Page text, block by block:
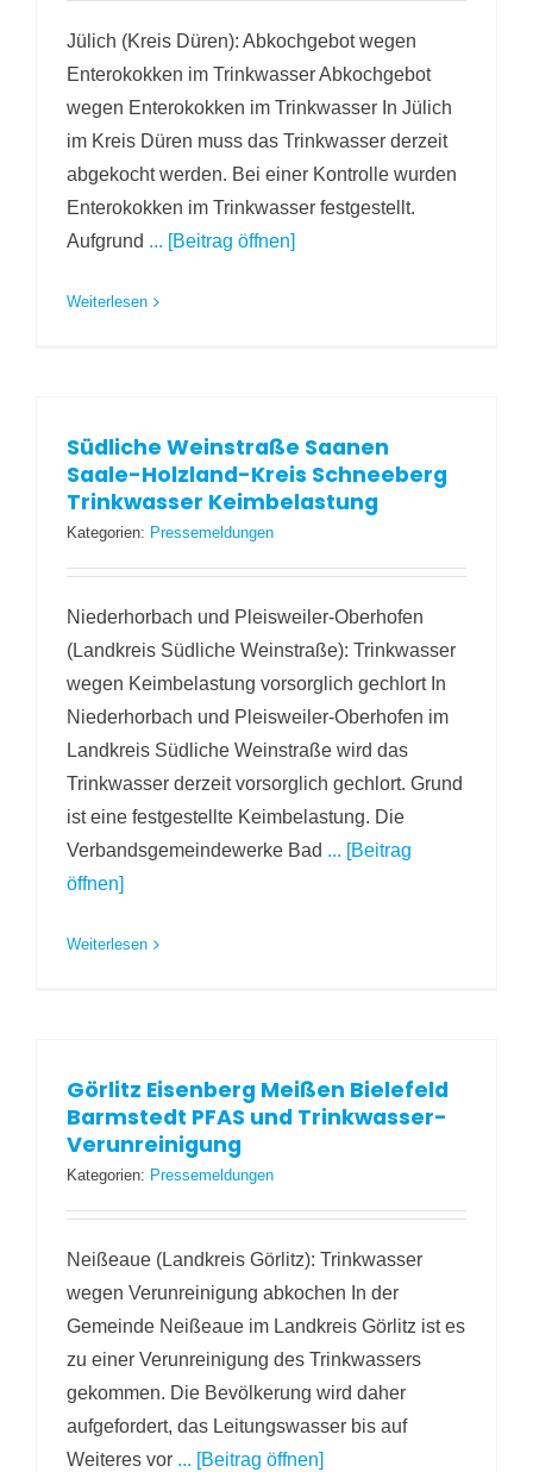
Jülich (Kreis Düren): Abkochgebot wegen
Enterokokken im Trinkwasser Abkochgebot
wegen Enterokokken im Trinkwasser In Jülich
im Kreis Düren muss das Trinkwasser derzeit
abgekocht werden. Bei einer Kontrolle wurden
Enterokokken im Trinkwasser festgestellt.
Aufgrund ... [Beitrag öffnen]
Weiterlesen
Südliche Weinstraße Saanen
Saale-Holzland-Kreis Schneeberg
Trinkwasser Keimbelastung
Kategorien: Pressemeldungen
Niederhorbach und Pleisweiler-Oberhofen
(Landkreis Südliche Weinstraße): Trinkwasser
wegen Keimbelastung vorsorglich gechlort In
Niederhorbach und Pleisweiler-Oberhofen im
Landkreis Südliche Weinstraße wird das
Trinkwasser derzeit vorsorglich gechlort. Grund
ist eine festgestellte Keimbelastung. Die
Verbandsgemeindewerke Bad ... [Beitrag
öffnen]
Weiterlesen
Görlitz Eisenberg Meißen Bielefeld
Barmstedt PFAS und Trinkwasser-
Verunreinigung
Kategorien: Pressemeldungen
Neißeaue (Landkreis Görlitz): Trinkwasser
wegen Verunreinigung abkochen In der
Gemeinde Neißeaue im Landkreis Görlitz ist es
zu einer Verunreinigung des Trinkwassers
gekommen. Die Bevölkerung wird daher
aufgefordert, das Leitungswasser bis auf
Weiteres vor ... [Beitrag öffnen]